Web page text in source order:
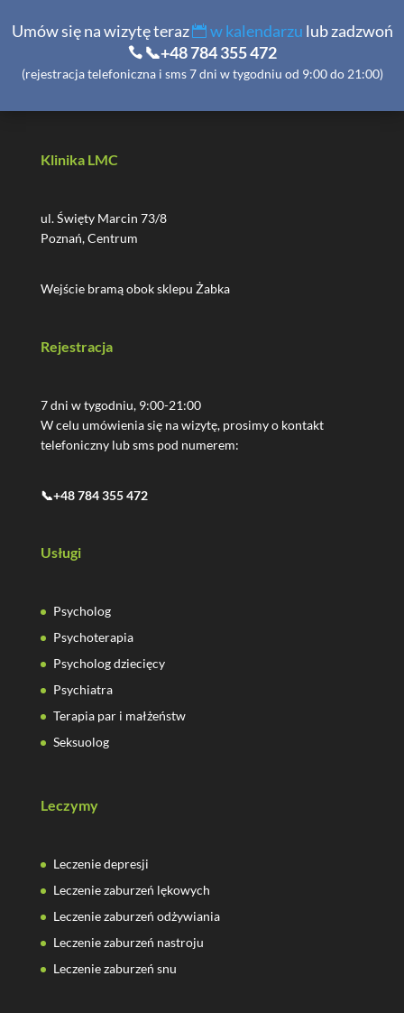
Umów się na wizytę teraz w kalendarzu lub zadzwoń
📞+48 784 355 472
(rejestracja telefoniczna i sms 7 dni w tygodniu od 9:00 do 21:00)
Klinika LMC
ul. Święty Marcin 73/8
Poznań, Centrum
Wejście bramą obok sklepu Żabka
Rejestracja
7 dni w tygodniu, 9:00-21:00
W celu umówienia się na wizytę, prosimy o kontakt
telefoniczny lub sms pod numerem:
📞+48 784 355 472
Usługi
Psycholog
Psychoterapia
Psycholog dziecięcy
Psychiatra
Terapia par i małżeństw
Seksuolog
Leczymy
Leczenie depresji
Leczenie zaburzeń lękowych
Leczenie zaburzeń odżywiania
Leczenie zaburzeń nastroju
Leczenie zaburzeń snu